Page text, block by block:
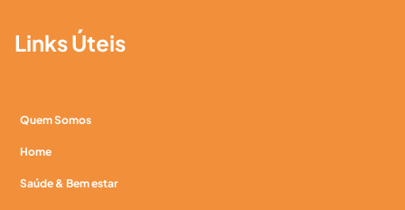
Links Úteis
Quem Somos
Home
Saúde & Bem estar